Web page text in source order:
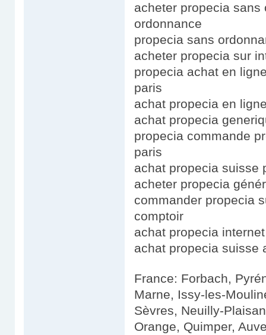
acheter propecia
ordonnance
propecia sans
acheter propecia sur
propecia achat en
paris
achat propecia en
achat propecia
propecia commande
paris
achat propecia suisse
acheter propecia
commander propecia
comptoir
achat propecia
achat propecia suisse
France: Forbach,
Marne, Issy-les-
Sèvres, Neuilly-
Orange, Quimper,